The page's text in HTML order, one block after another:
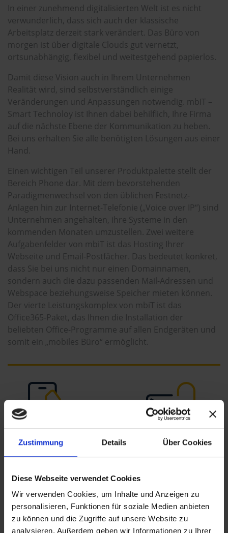
Zustimmung Details Über Cookies
Diese Webseite verwendet Cookies
Wir verwenden Cookies, um Inhalte und Anzeigen zu
personalisieren, Funktionen für soziale Medien anbieten
zu können und die Zugriffe auf unsere Website zu
analysieren. Außerdem geben wir Informationen zu Ihrer
In einer zunehmend digitalisierten Welt ist es nicht
verwunderlich, dass sich auch der klassische
Arbeitsplatz derzeit stark verändert. Das Büro von
morgen ist über digitale Clouds gut vernetzt,
ortsunabhängig, flexibel und weitestgehend papierlos.
Damit diese Vision auch in Ihrem Unternehmen
Realität wird, sind selbstverständlich einige
Veränderungen und Anpassungen notwendig. mbIT –
Smart Technoloy ist Ihnen dabei behilflich, Ihre Firma
auf die nächste Ebene der Kommunikation zu heben.
Bei uns erhalten Sie alle benötigten Lösungen aus einer
Hand.
Einen wichtigen Teil unserer Produktpalette stellt der
Bereich Phone dar. Mit dem bevorstehenden
Paradigmenwechsel von den üblichen Festnetz-
Anlagen hin zur Internet-Telefonie („Voice over IP“) sind
Unternehmen angehalten, ihre Systeme in den
kommenden Monaten umzustellen. Zwei weitere
Aufgabenfelder von mbiT ist das Hosting Ihrer
Webseite und Email-Postfächer. Das bedeutet konkret,
dass Sie bei uns nicht nur einen Domainnamen,
sondern auch die dazu passenden Mail-Adressen und
Webspace beziehungsweise Speicher mieten können.
Der vierte Leistungskomplex von mbiT ist das
Office365-Paket, das Ihnen die Installation der
beliebten Office-Programme auf allen Endgeräten und
somit ein „mobiles Büro“ ermöglicht.
Phone
AUS DER CLOUD
ÜBERALL ERREICHBAR
E-Mail
LESEN UND SENDEN